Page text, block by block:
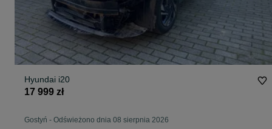
Hyundai i20
17 999 zł
Gostyń - Odświeżono dnia 08 sierpnia 2026